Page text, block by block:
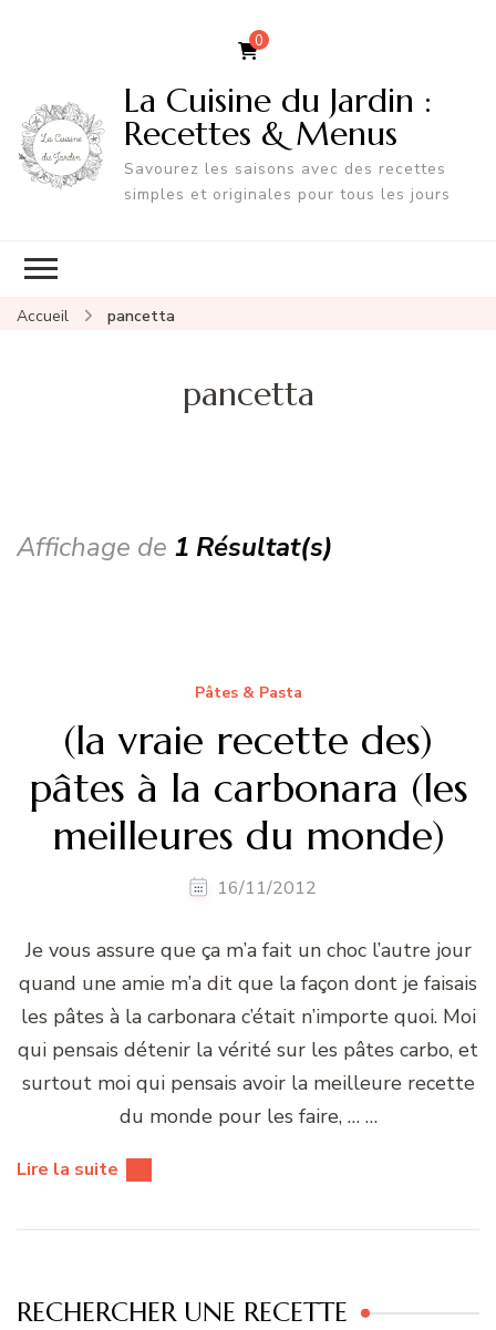
0
La Cuisine du Jardin :
Recettes & Menus
Savourez les saisons avec des recettes
simples et originales pour tous les jours
Accueil pancetta
pancetta
Affichage de 1 Résultat(s)
Pâtes & Pasta
(la vraie recette des)
pâtes à la carbonara (les
meilleures du monde)
16/11/2012
Je vous assure que ça m’a fait un choc l’autre jour
quand une amie m’a dit que la façon dont je faisais
les pâtes à la carbonara c’était n’importe quoi. Moi
qui pensais détenir la vérité sur les pâtes carbo, et
surtout moi qui pensais avoir la meilleure recette
du monde pour les faire, … …
Lire la suite
RECHERCHER UNE RECETTE